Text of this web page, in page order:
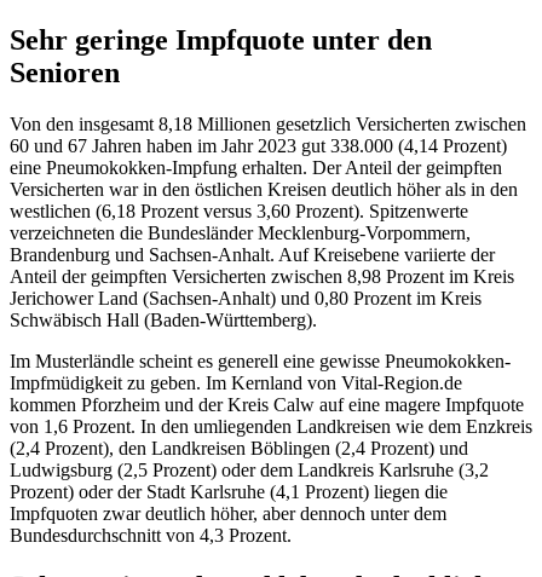
Sehr geringe Impfquote unter den
Senioren
Von den insgesamt 8,18 Millionen gesetzlich Versicherten zwischen
60 und 67 Jahren haben im Jahr 2023 gut 338.000 (4,14 Prozent)
eine Pneumokokken-Impfung erhalten. Der Anteil der geimpften
Versicherten war in den östlichen Kreisen deutlich höher als in den
westlichen (6,18 Prozent versus 3,60 Prozent). Spitzenwerte
verzeichneten die Bundesländer Mecklenburg-Vorpommern,
Brandenburg und Sachsen-Anhalt. Auf Kreisebene variierte der
Anteil der geimpften Versicherten zwischen 8,98 Prozent im Kreis
Jerichower Land (Sachsen-Anhalt) und 0,80 Prozent im Kreis
Schwäbisch Hall (Baden-Württemberg).
Im Musterländle scheint es generell eine gewisse Pneumokokken-
Impfmüdigkeit zu geben. Im Kernland von Vital-Region.de
kommen Pforzheim und der Kreis Calw auf eine magere Impfquote
von 1,6 Prozent. In den umliegenden Landkreisen wie dem Enzkreis
(2,4 Prozent), den Landkreisen Böblingen (2,4 Prozent) und
Ludwigsburg (2,5 Prozent) oder dem Landkreis Karlsruhe (3,2
Prozent) oder der Stadt Karlsruhe (4,1 Prozent) liegen die
Impfquoten zwar deutlich höher, aber dennoch unter dem
Bundesdurchschnitt von 4,3 Prozent.